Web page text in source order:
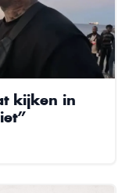
kijken in